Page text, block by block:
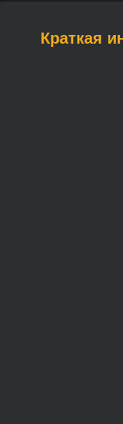
Краткая информация по маршруту